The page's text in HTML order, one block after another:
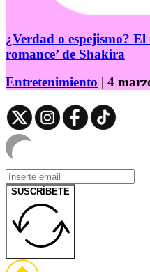
¿Verdad o espejismo?
romance’ de Shakira
Entretenimiento | 4
SUSCRÍBETE